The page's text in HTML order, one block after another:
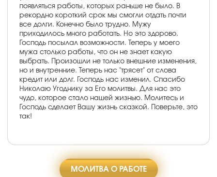
появляться работы, которых раньше не было. В
рекордно короткий срок мы смогли отдать почти
все долги. Конечно было трудно. Мужу
приходилось много работать. Но это здорово.
Господь посылал возможности. Теперь у моего
мужа столько работы, что он не знает какую
выбрать. Произошли не только внешние изменения,
но и внутренние. Теперь нас "трясет" от слова
кредит или долг. Господь нас изменил. Спасибо
Николаю Угоднику за Его молитвы. Для нас это
чудо, которое стало нашей жизнью. Молитесь и
Господь сделает Вашу жизнь сказкой. Поверьте, это
так!
МОЛИТВА О РАБОТЕ